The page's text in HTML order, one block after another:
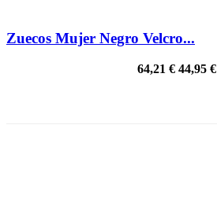
Zuecos Mujer Negro Velcro...
64,21 € 44,95 €